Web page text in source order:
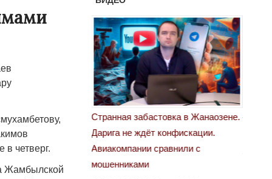
четверг.
Жамбылской
в Жанаозене.
конфискации.
с
«Новый Казахстан не говорит всей
правды»
29.10.2024 09:00 39623